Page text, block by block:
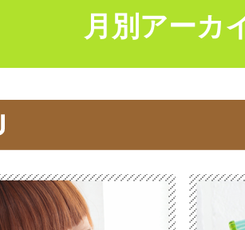
月別アーカ